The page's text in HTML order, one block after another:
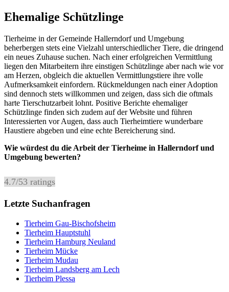
Ehemalige Schützlinge
Tierheime in der Gemeinde Hallerndorf und Umgebung
beherbergen stets eine Vielzahl unterschiedlicher Tiere, die dringend
ein neues Zuhause suchen. Nach einer erfolgreichen Vermittlung
liegen den Mitarbeitern ihre einstigen Schützlinge aber nach wie vor
am Herzen, obgleich die aktuellen Vermittlungstiere ihre volle
Aufmerksamkeit einfordern. Rückmeldungen nach einer Adoption
sind dennoch stets willkommen und zeigen, dass sich die oftmals
harte Tierschutzarbeit lohnt. Positive Berichte ehemaliger
Schützlinge finden sich zudem auf der Website und führen
Interessierten vor Augen, dass auch Tierheimtiere wunderbare
Haustiere abgeben und eine echte Bereicherung sind.
Wie würdest du die Arbeit der Tierheime in Hallerndorf und
Umgebung bewerten?
4.7/53 ratings
Letzte Suchanfragen
Tierheim Gau-Bischofsheim
Tierheim Hauptstuhl
Tierheim Hamburg Neuland
Tierheim Mücke
Tierheim Mudau
Tierheim Landsberg am Lech
Tierheim Plessa